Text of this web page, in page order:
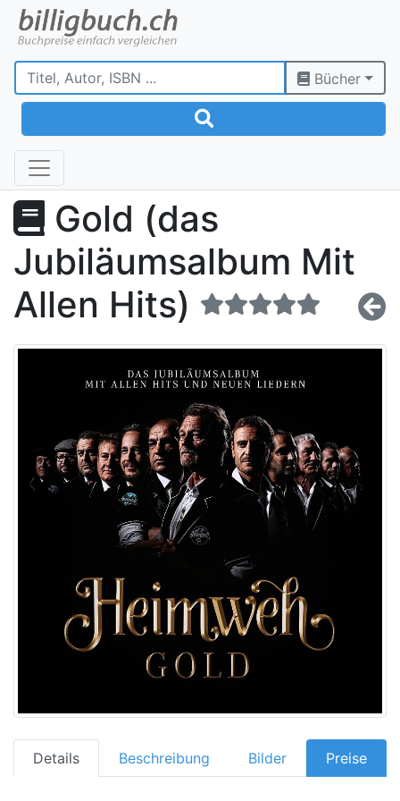
Bücher
Gold (das
Jubiläumsalbum Mit
Allen Hits)
Details Beschreibung Bilder Preise